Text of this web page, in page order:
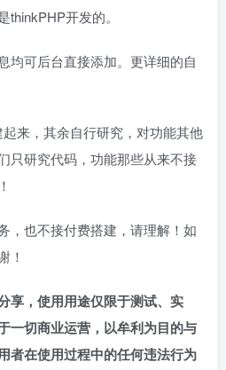
thinkPHP开发的。
均可后台直接添加。更详细的自
来，其余自行研究，对功能其他
只研究代码，功能那些从来不接
，也不接付费搭建，请理解！如
！
享，使用用途仅限于测试、实
一切商业运营，以牟利为目的与
者在使用过程中的任何违法行为